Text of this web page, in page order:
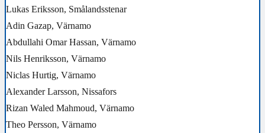
Lukas Eriksson, Smålandsstenar
Adin Gazap, Värnamo
Abdullahi Omar Hassan, Värnamo
Nils Henriksson, Värnamo
Niclas Hurtig, Värnamo
Alexander Larsson, Nissafors
Rizan Waled Mahmoud, Värnamo
Theo Persson, Värnamo